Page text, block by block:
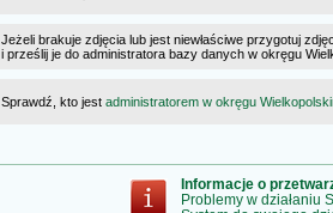
Jeżeli brakuje zdjęcia lub jest niewłaściwe przygotuj
i prześlij je do administratora bazy danych w okręgu
Sprawdź, kto jest administratorem w okręgu
Informacje o
Problemy w działaniu